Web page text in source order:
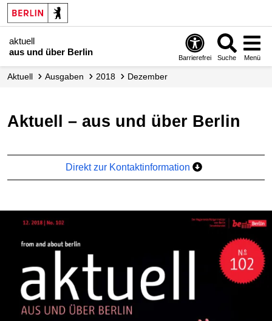
aktuell
aus und über Berlin
Barrierefrei Suche Menü
aktuell Ausgaben 2018 Dezember
aktuell – aus und über Berlin
Direkt zur Kontaktinformation